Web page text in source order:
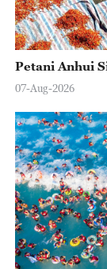
Petani Anhui
07-Aug-2026